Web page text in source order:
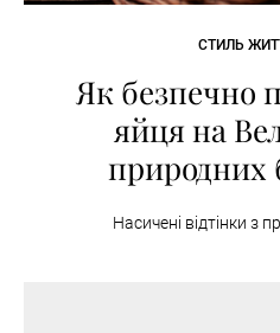
СТИЛЬ
Як безпечно
яйця на
природних
Насичені відтінки з